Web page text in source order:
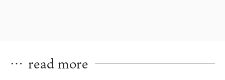
… read more